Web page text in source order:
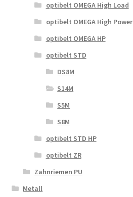
optibelt OMEGA High Load
optibelt OMEGA High Power
optibelt OMEGA HP
optibelt STD
DS8M
S14M
S5M
S8M
optibelt STD HP
optibelt ZR
Zahnriemen PU
Metall